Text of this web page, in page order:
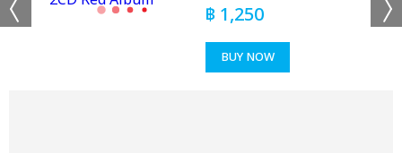
฿ 1,250
BUY NOW